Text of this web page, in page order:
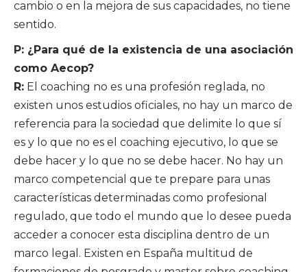
cambio o en la mejora de sus capacidades, no tiene
sentido.
P: ¿Para qué de la existencia de una asociación
como Aecop?
R: El coaching no es una profesión reglada, no
existen unos estudios oficiales, no hay un marco de
referencia para la sociedad que delimite lo que sí
es y lo que no es el coaching ejecutivo, lo que se
debe hacer y lo que no se debe hacer. No hay un
marco competencial que te prepare para unas
características determinadas como profesional
regulado, que todo el mundo que lo desee pueda
acceder a conocer esta disciplina dentro de un
marco legal. Existen en España multitud de